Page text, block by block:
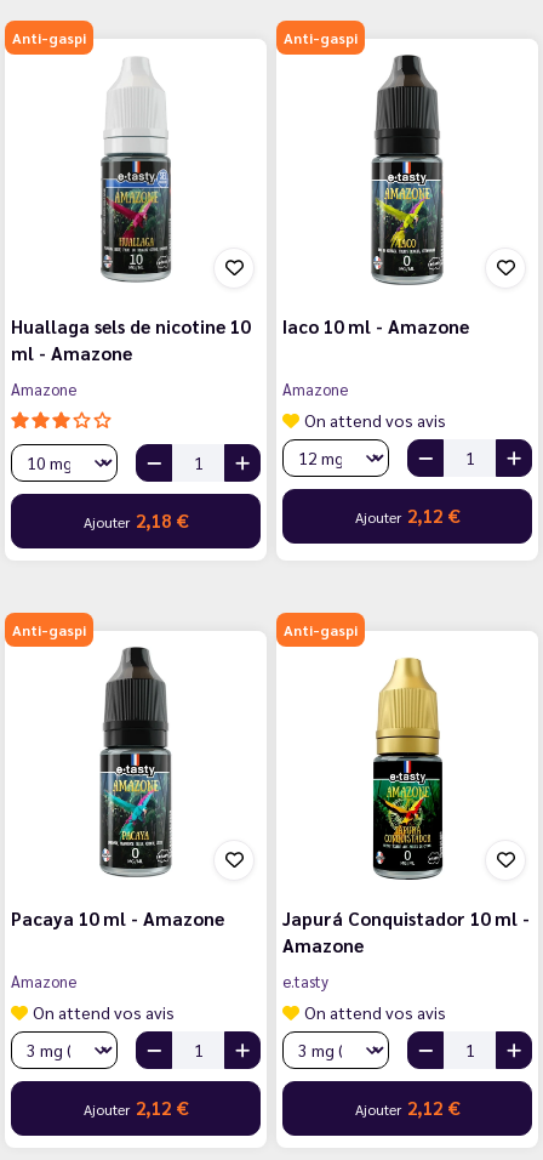
Anti-gaspi
Huallaga sels de nicotine 10
ml - Amazone
Amazone
Ajouter 2,18 €
Anti-gaspi
Iaco 10 ml - Amazone
Amazone
On attend vos avis
Ajouter 2,12 €
Anti-gaspi
Pacaya 10 ml - Amazone
Amazone
On attend vos avis
Ajouter 2,12 €
Anti-gaspi
Japurá Conquistador 10 ml -
Amazone
e.tasty
On attend vos avis
Ajouter 2,12 €